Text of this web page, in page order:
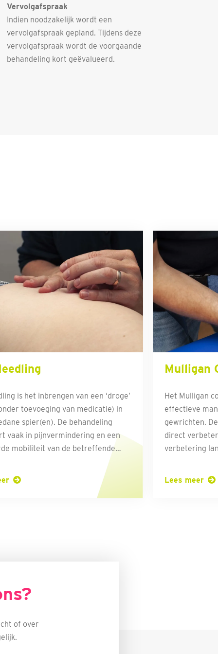
Vervolgafspraak
Indien noodzakelijk wordt een
vervolgafspraak gepland. Tijdens deze
vervolgafspraak wordt de voorgaande
behandeling kort geëvalueerd.
is het inbrengen van een ‘droge’
toevoeging van medicatie) in
spier(en). De behandeling
vaak in pijnvermindering en een
mobiliteit van de betreffende
Mulligan
Het Mulligan
effectieve
gewrichten.
direct
verbetering
Lees meer
of over